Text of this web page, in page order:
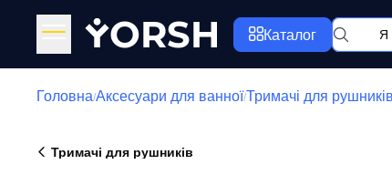
YORSH Каталог
Головна/Аксесуари для ванної/Тримачі для рушників
Тримачі для рушників